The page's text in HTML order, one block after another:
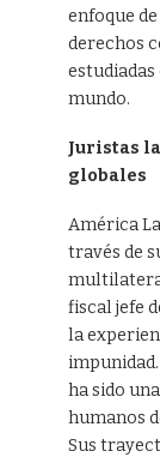
enfoque
derechos
estudiadas
mundo.
Juristas
globales
América
través de
fiscal jefe
la
ha sido
humanos
Sus